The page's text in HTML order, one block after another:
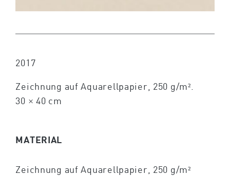
2017
Zeichnung auf Aquarellpapier, 250 g/m².
30 × 40 cm
MATERIAL
Zeichnung auf Aquarellpapier, 250 g/m²